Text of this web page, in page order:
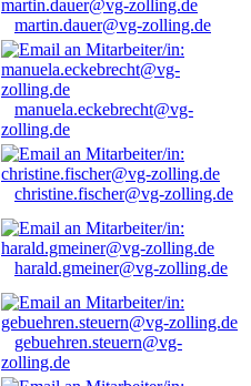
martin.dauer@vg-zolling.de
manuela.eckebrecht@vg-
zolling.de
christine.fischer@vg-zolling.de
harald.gmeiner@vg-zolling.de
gebuehren.steuern@vg-
zolling.de